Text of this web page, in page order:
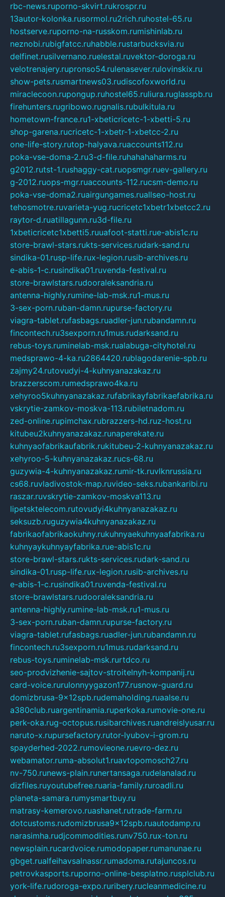
rbc-news.ruporno-skvirt.rukrospr.ru
13autor-kolonka.rusormol.ru2rich.ruhostel-65.ru
hostserve.ruporno-na-russkom.rumishinlab.ru
neznobi.rubigfatcc.ruhabble.rustarbucksvia.ru
delfinet.rusilvernano.ruelestal.ruvektor-doroga.ru
velotrenajery.rupronso54.rulenasever.rulovinskix.ru
show-pets.rusmartnews03.rudiscofoxworld.ru
miraclecoon.rupongup.ruhostel65.ruliura.ruglasspb.ru
firehunters.rugribowo.rugnalis.rubulkitula.ru
hometown-france.ru1-xbeticricetc-1-xbetti-5.ru
shop-garena.rucricetc-1-xbetr-1-xbetcc-2.ru
one-life-story.rutop-halyava.ruaccounts112.ru
poka-vse-doma-2.ru3-d-file.ruhahahaharms.ru
g2012.rutst-1.rushaggy-cat.ruopsmgr.ruev-gallery.ru
g-2012.ruops-mgr.ruaccounts-112.rucsm-demo.ru
poka-vse-doma2.ruairgungames.ruallseo-host.ru
tehosmotre.ruvarieta-yug.rucricetc1xbetr1xbetcc2.ru
raytor-d.ruatillagunn.ru3d-file.ru
1xbeticricetc1xbetti5.ruuafoot-statti.rue-abis1c.ru
store-brawl-stars.rukts-services.rudark-sand.ru
sindika-01.rusp-life.rux-legion.rusib-archives.ru
e-abis-1-c.rusindika01.ruvenda-festival.ru
store-brawlstars.rudooraleksandria.ru
antenna-highly.rumine-lab-msk.ru1-mus.ru
3-sex-porn.ruban-damn.rupurse-factory.ru
viagra-tablet.rufasbags.ruadler-jun.rubandamn.ru
fincontech.ru3sexporn.ru1mus.rudarksand.ru
rebus-toys.ruminelab-msk.rualabuga-cityhotel.ru
medsprawo-4-ka.ru2864420.rublagodarenie-spb.ru
zajmy24.rutovudyi-4-kuhnyanazakaz.ru
brazzerscom.rumedsprawo4ka.ru
xehyroo5kuhnyanazakaz.rufabrikayfabrikaefabrika.ru
vskrytie-zamkov-moskva-113.rubiletnadom.ru
zed-online.rupimchax.rubrazzers-hd.ruz-host.ru
kitubeu2kuhnyanazakaz.runaperekate.ru
kuhnyaofabrikaufabrik.rukitubeu-2-kuhnyanazakaz.ru
xehyroo-5-kuhnyanazakaz.rucs-68.ru
guzywia-4-kuhnyanazakaz.rumir-tk.ruvlknrussia.ru
cs68.ruvladivostok-map.ruvideo-seks.rubankaribi.ru
raszar.ruvskrytie-zamkov-moskva113.ru
lipetsktelecom.rutovudyi4kuhnyanazakaz.ru
seksuzb.ruguzywia4kuhnyanazakaz.ru
fabrikaofabrikaokuhny.rukuhnyaekuhnyaafabrika.ru
kuhnyaykuhnyayfabrika.rue-abis1c.ru
store-brawl-stars.rukts-services.rudark-sand.ru
sindika-01.rusp-life.rux-legion.rusib-archives.ru
e-abis-1-c.rusindika01.ruvenda-festival.ru
store-brawlstars.rudooraleksandria.ru
antenna-highly.rumine-lab-msk.ru1-mus.ru
3-sex-porn.ruban-damn.rupurse-factory.ru
viagra-tablet.rufasbags.ruadler-jun.rubandamn.ru
fincontech.ru3sexporn.ru1mus.rudarksand.ru
rebus-toys.ruminelab-msk.rurtdco.ru
seo-prodvizhenie-sajtov-stroitelnyh-kompanij.ru
card-voice.rurulonnyygazon177.rusnow-guard.ru
domizbrusa-9x12spb.rudemaholding.ruaalse.ru
a380club.ruargentinamia.ruperkoka.rumovie-one.ru
perk-oka.rug-octopus.rusibarchives.ruandreislyusar.ru
naruto-x.rupursefactory.rutor-lyubov-i-grom.ru
spayderhed-2022.rumovieone.ruevro-dez.ru
webamator.ruma-absolut1.ruavtopomosch27.ru
nv-750.runews-plain.runertansaga.rudelanalad.ru
dizfiles.ruyoutubefree.ruaria-family.ruroadli.ru
planeta-samara.rumysmartbuy.ru
matrasy-kemerovo.ruashanet.rutrade-farm.ru
dotcustoms.rudomizbrusa9x12spb.ruautodamp.ru
narasimha.rudjcommodities.runv750.rux-ton.ru
newsplain.rucardvoice.rumodopaper.rumanunae.ru
gbget.rualfeihavsalnassr.rumadoma.rutajuncos.ru
petrovkasports.ruporno-online-besplatno.rusplclub.ru
york-life.rudoroga-expo.ruribery.rucleanmedicine.ru